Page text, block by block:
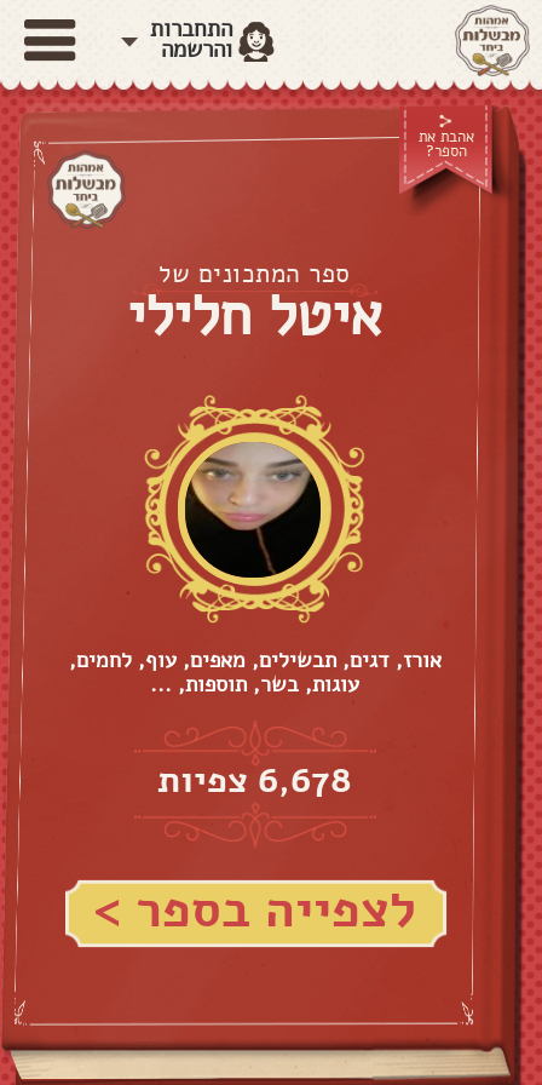
התחברות
והרשמה
אהבת את
הספר?
ספר המתכונים של
איטל חלילי
אורז, דגים, תבשילים, מאפים, עוף, לחמים,
עוגות, בשר, תוספות, ...
6,678 צפיות
לצפייה בספר >